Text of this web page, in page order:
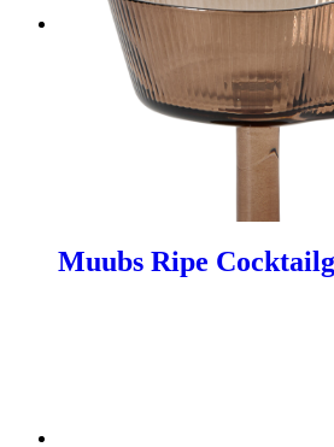
Muubs Ripe